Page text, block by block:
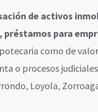
de activos
para
como de
o procesos
Loyola,